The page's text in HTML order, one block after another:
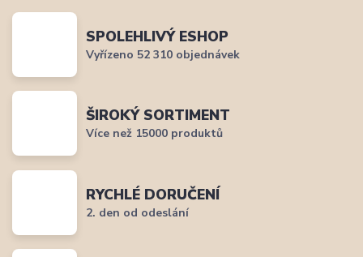
SPOLEHLIVÝ ESHOP
Vyřízeno 52 310 objednávek
ŠIROKÝ SORTIMENT
Více než 15000 produktů
RYCHLÉ DORUČENÍ
2. den od odeslání